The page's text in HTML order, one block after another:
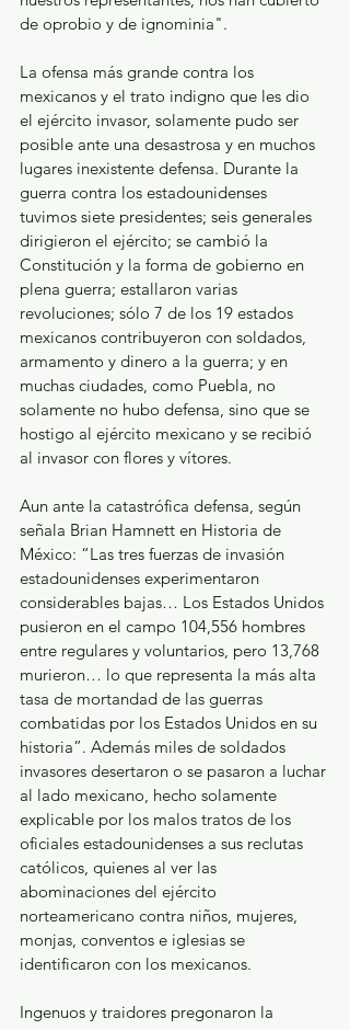
de oprobio y de ignominia".
La ofensa más grande contra los
mexicanos y el trato indigno que les dio
el ejército invasor, solamente pudo ser
posible ante una desastrosa y en muchos
lugares inexistente defensa. Durante la
guerra contra los estadounidenses
tuvimos siete presidentes; seis generales
dirigieron el ejército; se cambió la
Constitución y la forma de gobierno en
plena guerra; estallaron varias
revoluciones; sólo 7 de los 19 estados
mexicanos contribuyeron con soldados,
armamento y dinero a la guerra; y en
muchas ciudades, como Puebla, no
solamente no hubo defensa, sino que se
hostigo al ejército mexicano y se recibió
al invasor con flores y vítores.
Aun ante la catastrófica defensa, según
señala Brian Hamnett en Historia de
México: “Las tres fuerzas de invasión
estadounidenses experimentaron
considerables bajas… Los Estados Unidos
pusieron en el campo 104,556 hombres
entre regulares y voluntarios, pero 13,768
murieron… lo que representa la más alta
tasa de mortandad de las guerras
combatidas por los Estados Unidos en su
historia”. Además miles de soldados
invasores desertaron o se pasaron a luchar
al lado mexicano, hecho solamente
explicable por los malos tratos de los
oficiales estadounidenses a sus reclutas
católicos, quienes al ver las
abominaciones del ejército
norteamericano contra niños, mujeres,
monjas, conventos e iglesias se
identificaron con los mexicanos.
Ingenuos y traidores pregonaron la